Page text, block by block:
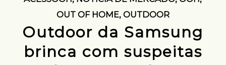
OUT OF HOME, OUTDOOR
Outdoor da Samsung
brinca com suspeitas